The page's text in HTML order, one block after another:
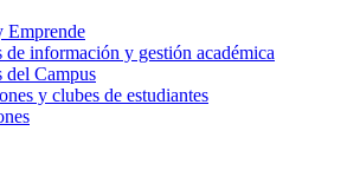
Emprende
de información y gestión académica
del Campus
y clubes de estudiantes